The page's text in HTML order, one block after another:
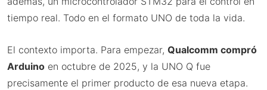
tiempo real. Todo en el formato UNO de toda la vida.
El contexto importa. Para empezar, Qualcomm compró
Arduino en octubre de 2025, y la UNO Q fue
precisamente el primer producto de esa nueva etapa.